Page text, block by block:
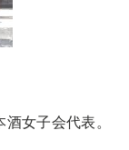
女子会代表。